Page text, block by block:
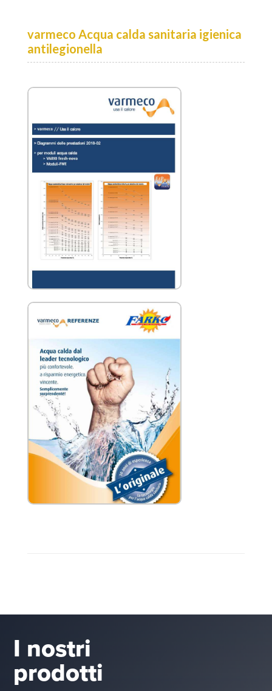
varmeco Acqua calda sanitaria igienica
antilegionella
I nostri
prodotti